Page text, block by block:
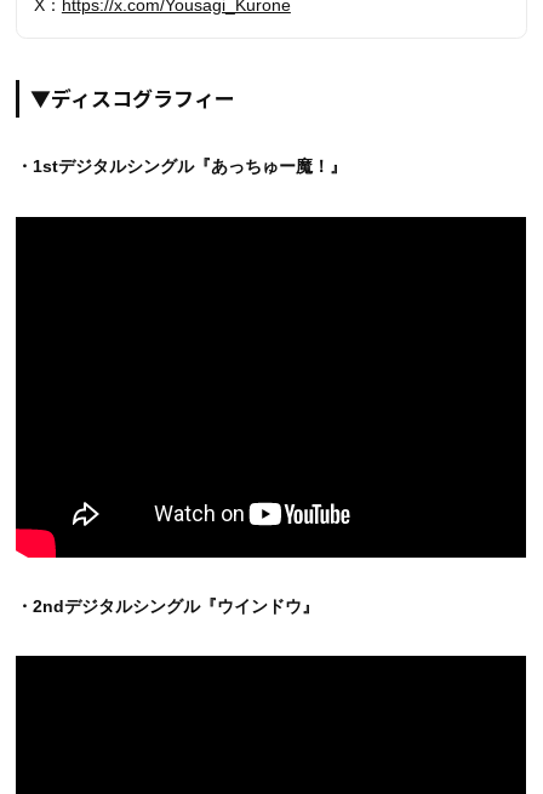
X： https://x.com/Yousagi_Kurone
▼ディスコグラフィー
・1stデジタルシングル『あっちゅー魔！』
・2ndデジタルシングル『ウインドウ』